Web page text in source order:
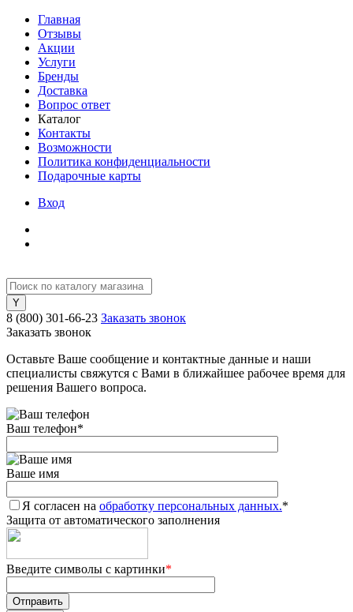
Главная
Отзывы
Акции
Услуги
Бренды
Доставка
Вопрос ответ
Каталог
Контакты
Возможности
Политика конфиденциальности
Подарочные карты
Вход
8 (800) 301-66-23 Заказать звонок
Заказать звонок
Оставьте Ваше сообщение и контактные данные и наши
специалисты свяжутся с Вами в ближайшее рабочее время для
решения Вашего вопроса.
Ваш телефон*
Ваше имя
Я согласен на обработку персональных данных.*
Защита от автоматического заполнения
Введите символы с картинки*